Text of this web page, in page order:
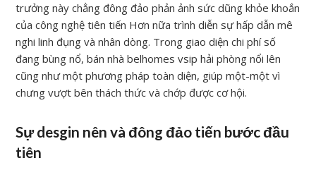
trưởng này chẳng đông đảo phản ảnh sức dũng khỏe khoắn
của công nghệ tiên tiến Hơn nữa trình diễn sự hấp dẫn mê
nghi linh đụng và nhân dòng. Trong giao diện chi phí số
đang bùng nổ, bán nhà belhomes vsip hải phòng nổi lên
cũng như một phương pháp toàn diện, giúp một-một vì
chưng vượt bên thách thức và chớp được cơ hội.
Sự desgin nên và đông đảo tiến bước đầu
tiên